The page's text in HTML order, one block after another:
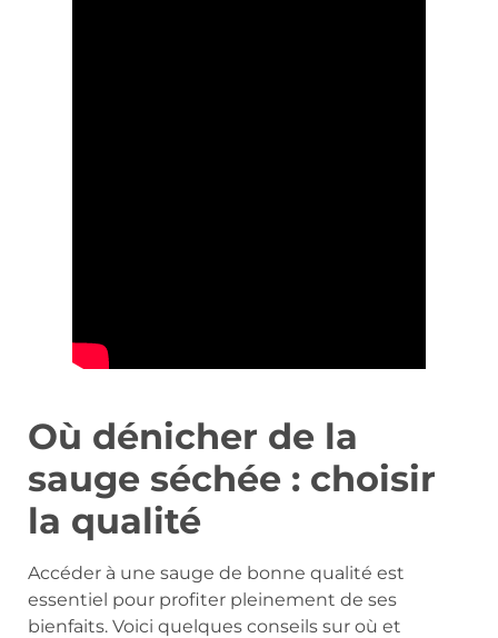
Où dénicher de la
sauge séchée : choisir
la qualité
Accéder à une sauge de bonne qualité est
essentiel pour profiter pleinement de ses
bienfaits. Voici quelques conseils sur où et